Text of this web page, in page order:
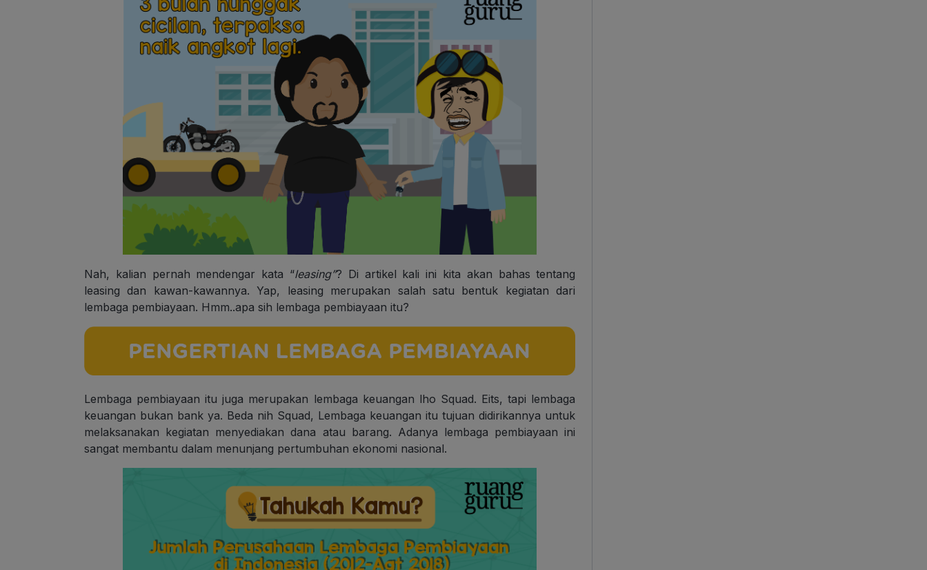
Nah, kalian pernah mendengar kata “leasing”? Di artikel kali ini kita akan bahas tentang
leasing dan kawan-kawannya. Yap, leasing merupakan salah satu bentuk kegiatan dari
lembaga pembiayaan. Hmm..apa sih lembaga pembiayaan itu?
Lembaga pembiayaan itu juga merupakan lembaga keuangan lho Squad. Eits, tapi lembaga
keuangan bukan bank ya. Beda nih Squad, Lembaga keuangan itu tujuan didirikannya untuk
melaksanakan kegiatan menyediakan dana atau barang. Adanya lembaga pembiayaan ini
sangat membantu dalam menunjang pertumbuhan ekonomi nasional.